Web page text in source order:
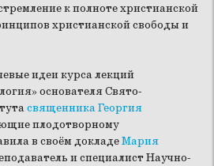
к полноте христианской
христианской свободы и
идеи курса лекций
основателя Свято-
священника Георгия
плодотворному
в своём докладеМария
и специалист Научно-